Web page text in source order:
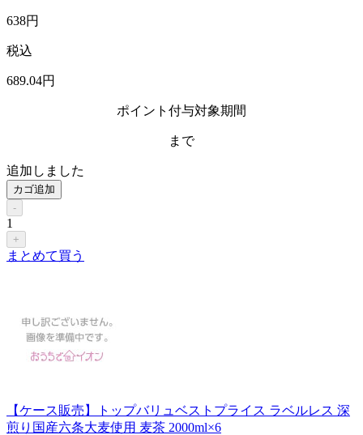
638円
税込
689.04円
ポイント付与対象期間
まで
追加しました
カゴ追加
-
1
+
まとめて買う
【ケース販売】トップバリュベストプライス ラベルレス 深
煎り国産六条大麦使用 麦茶 2000ml×6